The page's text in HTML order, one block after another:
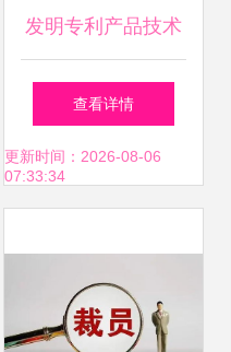
发明专利产品技术
转让合同书（最新
修订版）
查看详情
更新时间：2026-08-06
07:33:34